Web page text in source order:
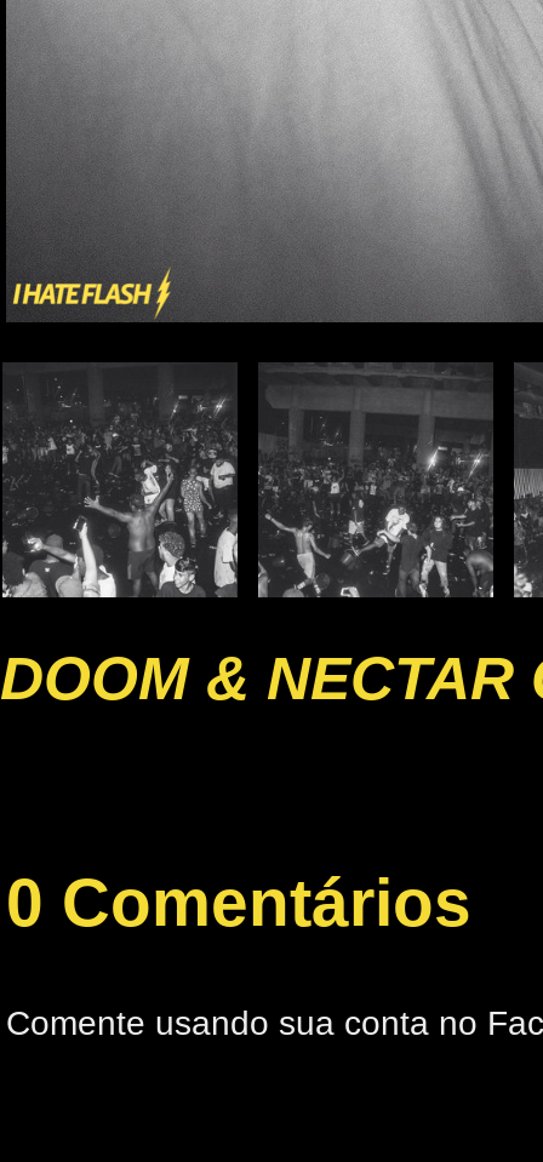
DOOM & NECTAR
0 Comentários
Comente usando sua conta no